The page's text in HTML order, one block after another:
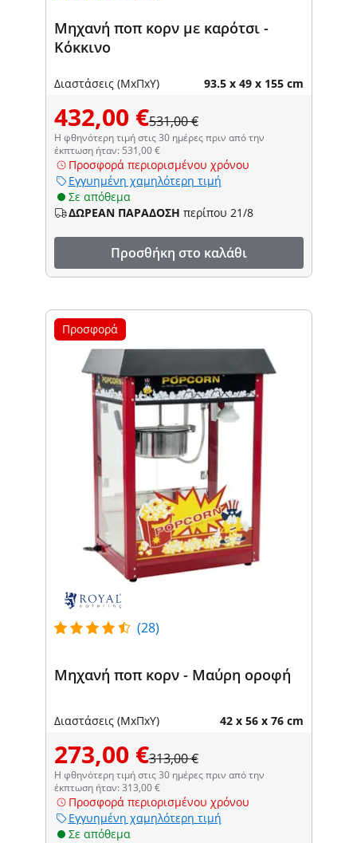
Μηχανή ποπ κορν με καρότσι -
Κόκκινο
Διαστάσεις (ΜxΠxΥ) 93.5 x 49 x 155 cm
432,00 €531,00 €
Η φθηνότερη τιμή στις 30 ημέρες πριν από την
έκπτωση ήταν: 531,00 €
Προσφορά περιορισμένου χρόνου
Εγγυημένη χαμηλότερη τιμή
Σε απόθεμα
ΔΩΡΕΑΝ ΠΑΡΑΔΟΣΗ περίπου 21/8
Προσθήκη στο καλάθι
Προσφορά
(28)
Μηχανή ποπ κορν - Μαύρη οροφή
Διαστάσεις (ΜxΠxΥ) 42 x 56 x 76 cm
273,00 €313,00 €
Η φθηνότερη τιμή στις 30 ημέρες πριν από την
έκπτωση ήταν: 313,00 €
Προσφορά περιορισμένου χρόνου
Εγγυημένη χαμηλότερη τιμή
Σε απόθεμα